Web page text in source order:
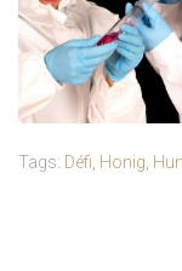
Tags: Défi Honig